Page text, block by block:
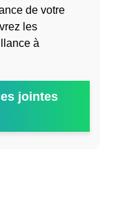
de votre
les
à
jointes